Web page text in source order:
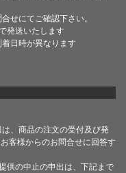
せにてご確認下さい。
発送いたします
日時が異なります
、商品の注文の受付及び発
客様からのお問合せに回答す
供の中止の申出は、下記まで